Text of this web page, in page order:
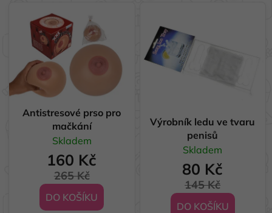
Antistresové prso pro
mačkání
Skladem
160 Kč
265 Kč
DO KOŠÍKU
Výrobník ledu ve tvaru
penisů
Skladem
80 Kč
145 Kč
DO KOŠÍKU